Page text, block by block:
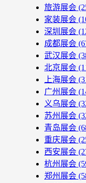
旅游展会
家装展会
深圳展会
成都展会
武汉展会
北京展会
上海展会
广州展会
义乌展会
苏州展会
青岛展会
重庆展会
西安展会
杭州展会
郑州展会